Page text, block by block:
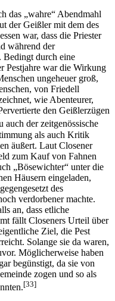
das „wahre“ Abendmahl
der Geißler mit dem des
war, dass die Priester
während der
Bedingt durch eine
Pestjahre war die Wirkung
ungeheuer groß,
von Friedell
wie Abenteurer,
den Geißlerzügen
der zeitgenössische
als auch Kritik
äußert. Laut Closener
zum Kauf von Fahnen
„Bösewichter“ unter die
Häusern eingeladen,
des
verdorbener machte.
an, dass etliche
fällt Closeners Urteil über
Ziel, die Pest
Solange sie da waren,
Möglicherweise haben
begünstigt, da sie von
zogen und so als
[33]